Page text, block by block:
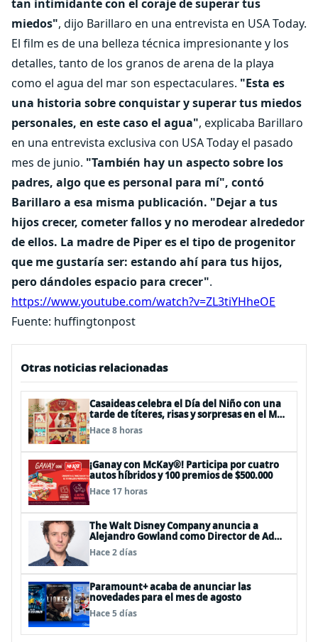
tan intimidante con el coraje de superar tus
miedos", dijo Barillaro en una entrevista en USA Today.
El film es de una belleza técnica impresionante y los
detalles, tanto de los granos de arena de la playa
como el agua del mar son espectaculares. "Esta es
una historia sobre conquistar y superar tus miedos
personales, en este caso el agua", explicaba Barillaro
en una entrevista exclusiva con USA Today el pasado
mes de junio. "También hay un aspecto sobre los
padres, algo que es personal para mí", contó
Barillaro a esa misma publicación. "Dejar a tus
hijos crecer, cometer fallos y no merodear alrededor
de ellos. La madre de Piper es el tipo de progenitor
que me gustaría ser: estando ahí para tus hijos,
pero dándoles espacio para crecer".
https://www.youtube.com/watch?v=ZL3tiYHheOE
Fuente: huffingtonpost
Otras noticias relacionadas
Casaideas celebra el Día del Niño con una
tarde de títeres, risas y sorpresas en el Mall
Plaza Vespucio
Hace 8 horas
¡Ganay con McKay®! Participa por cuatro
autos híbridos y 100 premios de $500.000
Hace 17 horas
The Walt Disney Company anuncia a
Alejandro Gowland como Director de Ad
Sales & Partnerships para el Cono Sur
Hace 2 días
Paramount+ acaba de anunciar las
novedades para el mes de agosto
Hace 5 días